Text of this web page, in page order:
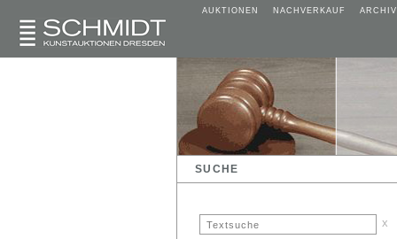
AUKTIONEN NACHVERKAUF ARCHIV
SUCHE
x